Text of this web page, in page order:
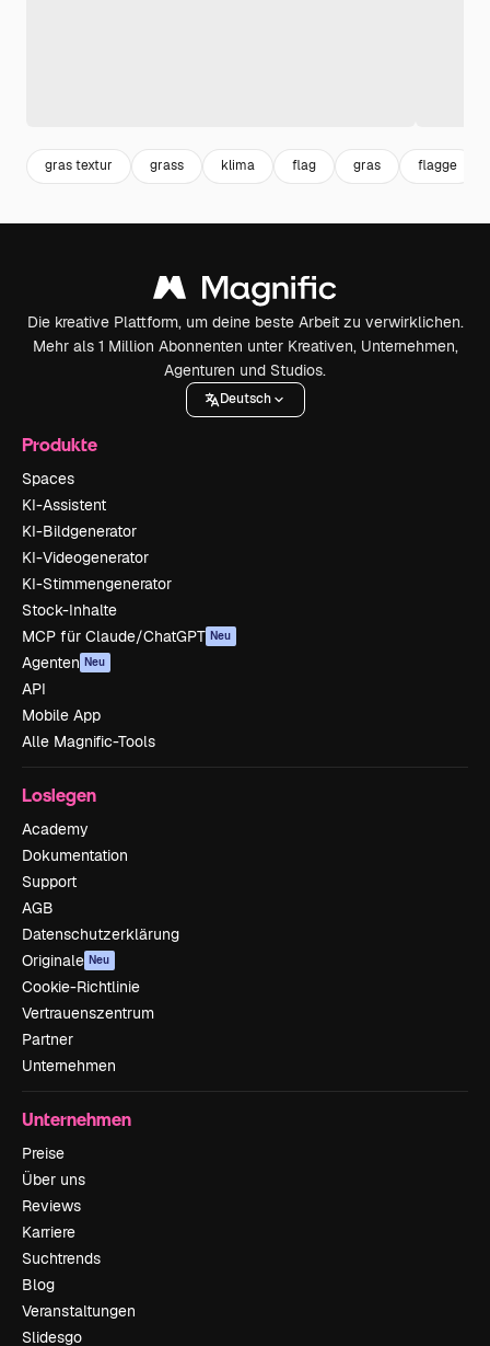
gras textur grass klima flag gras flagge
Die kreative Plattform, um deine beste Arbeit zu verwirklichen.
Mehr als 1 Million Abonnenten unter Kreativen, Unternehmen,
Agenturen und Studios.
Deutsch
Produkte
Spaces
KI-Assistent
KI-Bildgenerator
KI-Videogenerator
KI-Stimmengenerator
Stock-Inhalte
MCP für Claude/ChatGPT Neu
Agenten Neu
API
Mobile App
Alle Magnific-Tools
Loslegen
Academy
Dokumentation
Support
AGB
Datenschutzerklärung
Originale Neu
Cookie-Richtlinie
Vertrauenszentrum
Partner
Unternehmen
Unternehmen
Preise
Über uns
Reviews
Karriere
Suchtrends
Blog
Veranstaltungen
Slidesgo